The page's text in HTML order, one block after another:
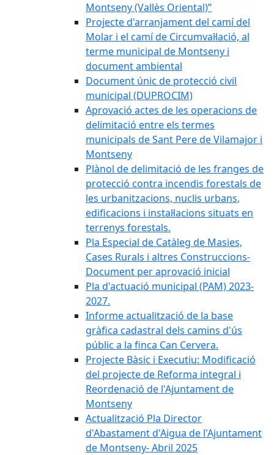
Montseny (Vallès Oriental)”
Projecte d'arranjament del camí del
Molar i el camí de Circumval·lació, al
terme municipal de Montseny i
document ambiental
Document únic de protecció civil
municipal (DUPROCIM)
Aprovació actes de les operacions de
delimitació entre els termes
municipals de Sant Pere de Vilamajor i
Montseny
Plànol de delimitació de les franges de
protecció contra incendis forestals de
les urbanitzacions, nuclis urbans,
edificacions i instal·lacions situats en
terrenys forestals.
Pla Especial de Catàleg de Masies,
Cases Rurals i altres Construccions-
Document per aprovació inicial
Pla d'actuació municipal (PAM) 2023-
2027.
Informe actualització de la base
gràfica cadastral dels camins d'ús
públic a la finca Can Cervera.
Projecte Bàsic i Executiu: Modificació
del projecte de Reforma integral i
Reordenació de l'Ajuntament de
Montseny
Actualització Pla Director
d'Abastament d'Aigua de l'Ajuntament
de Montseny- Abril 2025